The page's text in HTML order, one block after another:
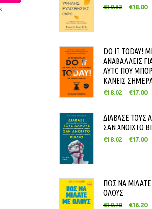
€19.62 €18.00
DO IT TODAY!
ΑΝΑΒΑΛΛΕΙΣ
ΑΥΤΟ ΠΟΥ
ΚΑΝΕΙΣ
€18.02 €17.00
ΔΙΑΒΑΣΕ ΤΟΥΣ
ΣΑΝ ΑΝΟΙΧΤΟ
€18.02 €17.00
ΠΩΣ ΝΑ
ΟΛΟΥΣ
€19.70 €16.20